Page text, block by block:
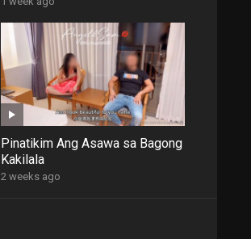
Pinatikim Ang Asawa sa Bagong
Kakilala
2 weeks ago